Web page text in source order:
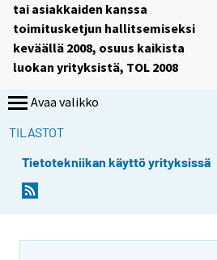
tai asiakkaiden kanssa
toimitusketjun hallitsemiseksi
keväällä 2008, osuus kaikista
luokan yrityksistä, TOL 2008
Avaa valikko
TILASTOT
Tietotekniikan käyttö yrityksissä